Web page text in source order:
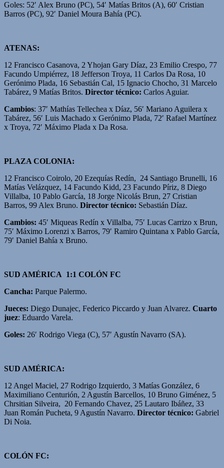
Goles: 52′ Alex Bruno (PC), 54′ Matías Britos (A), 60′ Cristian
Barros (PC), 92′ Daniel Moura Bahía (PC).
ATENAS:
12 Francisco Casanova, 2 Yhojan Gary Díaz, 23 Emilio Crespo, 77
Facundo Umpiérrez, 18 Jefferson Troya, 11 Carlos Da Rosa, 10
Gerónimo Plada, 16 Sebastián Cal, 15 Ignacio Chocho, 31 Marcelo
Tabárez, 9 Matías Britos. Director técnico: Carlos Aguiar.
Cambios: 37′ Mathías Tellechea x Díaz, 56′ Mariano Aguilera x
Tabárez, 56′ Luis Machado x Gerónimo Plada, 72′ Rafael Martínez
x Troya, 72′ Máximo Plada x Da Rosa.
PLAZA COLONIA:
12 Francisco Coirolo, 20 Ezequías Redín, 24 Santiago Brunelli, 16
Matías Velázquez, 14 Facundo Kidd, 23 Facundo Píriz, 8 Diego
Villalba, 10 Pablo García, 18 Jorge Nicolás Brun, 27 Cristian
Barros, 99 Alex Bruno. Director técnico: Sebastián Díaz.
Cambios: 45′ Miqueas Redín x Villalba, 75′ Lucas Carrizo x Brun,
75′ Máximo Lorenzi x Barros, 79′ Ramiro Quintana x Pablo García,
79′ Daniel Bahía x Bruno.
SUD AMÉRICA 1:1 COLÓN FC
Cancha: Parque Palermo.
Jueces: Diego Dunajec, Federico Piccardo y Juan Alvarez. Cuarto
juez: Eduardo Varela.
Goles: 26′ Rodrigo Viega (C), 57′ Agustín Navarro (SA).
SUD AMÉRICA:
12 Angel Maciel, 27 Rodrigo Izquierdo, 3 Matías González, 6
Maximiliano Centurión, 2 Agustín Barcellos, 10 Bruno Giménez, 5
Chrsitian Silveira, 20 Fernando Chavez, 25 Lautaro Ibáñez, 33
Juan Román Pucheta, 9 Agustín Navarro. Director técnico: Gabriel
Di Noia.
COLÓN FC: